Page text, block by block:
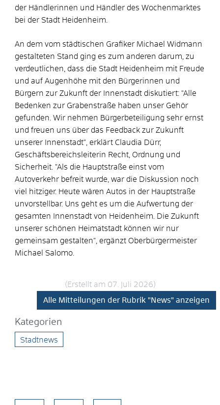
der Händlerinnen und Händler des Wochenmarktes
bei der Stadt Heidenheim.
An dem vom städtischen Grafiker Michael Widmann
gestalteten Stand ging es zum anderen darum, zu
verdeutlichen, dass die Stadt Heidenheim mit Freude
und auf Augenhöhe mit den Bürgerinnen und
Bürgern zur Zukunft der Innenstadt diskutiert: "Alle
Bedenken zur Grabenstraße haben unser Gehör
gefunden. Wir nehmen Bürgerbeteiligung sehr ernst
und freuen uns über das Feedback zur Zukunft
unserer Innenstadt", erklärt Claudia Dürr,
Geschäftsbereichsleiterin Recht, Ordnung und
Sicherheit. "Als die Hauptstraße einst vom
Autoverkehr befreit wurde, war die Diskussion noch
viel hitziger. Heute wären Autos in der Hauptstraße
unvorstellbar. Uns geht es um die Aufwertung der
gesamten Innenstadt von Heidenheim. Die Zukunft
unserer schönen Heimatstadt können wir nur
gemeinsam gestalten", ergänzt Oberbürgermeister
Michael Salomo.
(Erstellt am 07. Juli 2026)
Alle Mitteilungen der Rubrik "News" anzeigen
Kategorien
Stadtnews